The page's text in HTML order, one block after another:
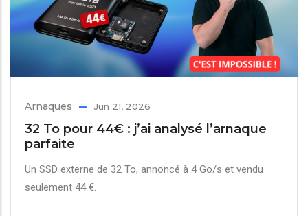
Arnaques Jun 21, 2026
32 To pour 44€ : j’ai analysé l’arnaque
parfaite
Un SSD externe de 32 To, annoncé à 4 Go/s et vendu
seulement 44 €.